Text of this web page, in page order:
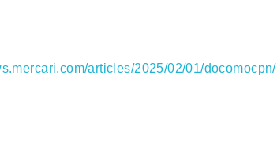
articles/2025/02/01/docomocpn/